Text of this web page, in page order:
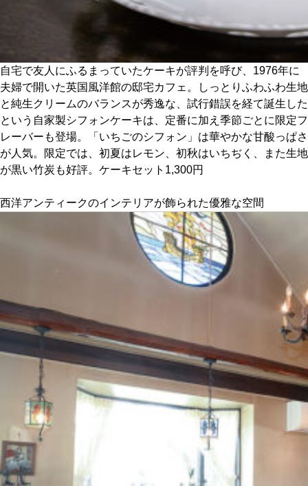
MAIN MENU
SERIES
カレーが好き
京都おやつクラブ
私と店のはなし
今月の京みやげ
京都の書店
CULTURE
関西で開催。
自宅で友人にふるまっていたケーキが評判を呼び、1976年に
夫婦で開いた英国風洋館の邸宅カフェ。しっとりふわふわ生地
と純生クリームのバランスが秀逸な、試行錯誤を経て誕生した
という自家製シフォンケーキは、定番に加え季節ごとに限定フ
レーバーも登場。「いちごのシフォン」は華やかな甘酸っぱさ
が人気。限定では、初夏はレモン、初秋はいちぢく、また生地
が黒い竹炭も好評。ケーキセット1,300円
西洋アンティークのインテリアが飾られた優雅な空間